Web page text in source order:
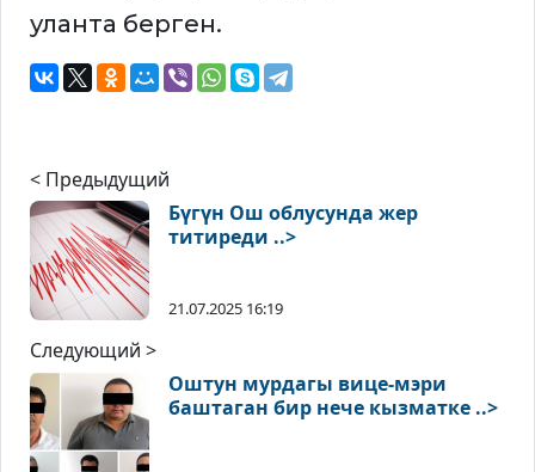
уланта берген.
< Предыдущий
Бүгүн Ош облусунда жер
титиреди ..>
21.07.2025 16:19
Следующий >
Оштун мурдагы вице-мэри
баштаган бир нече кызматке ..>